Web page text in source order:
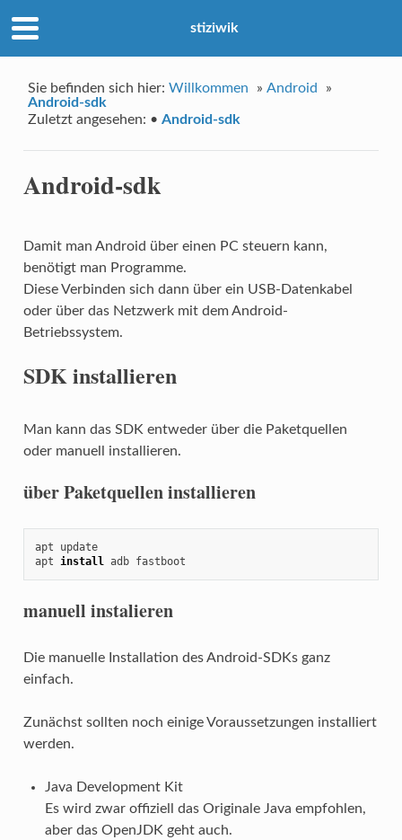
stiziwik
Sie befinden sich hier:Willkommen »Android
»
Android-sdk
Zuletzt angesehen: • Android-sdk
Android-sdk
Damit man Android über einen PC steuern kann,
benötigt man Programme.
Diese Verbinden sich dann über ein USB-Datenkabel
oder über das Netzwerk mit dem Android-
Betriebssystem.
SDK installieren
Man kann das SDK entweder über die Paketquellen
oder manuell installieren.
über Paketquellen installieren
apt update
apt install adb fastboot
manuell instalieren
Die manuelle Installation des Android-SDKs ganz
einfach.
Zunächst sollten noch einige Voraussetzungen installiert
werden.
Java Development Kit
Es wird zwar offiziell das Originale Java empfohlen,
aber das OpenJDK geht auch.